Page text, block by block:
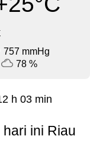
757 mmHg
78 %
h 03 min
ini Riau